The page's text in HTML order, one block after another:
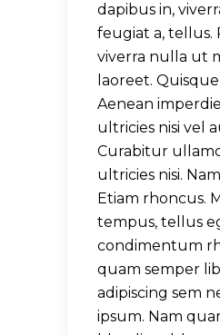
dapibus in,
feugiat a, tellus.
viverra nulla ut
laoreet.
Aenean
ultricies nisi vel
Curabitur
ultricies nisi.
Etiam rhoncus.
tempus, tellus
condimentum
quam semper
adipiscing sem
ipsum. Nam